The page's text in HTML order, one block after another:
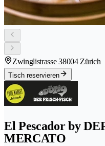
Zwinglistrasse 38004 Zürich
Tisch reservieren
El Pescador by
MERCATO